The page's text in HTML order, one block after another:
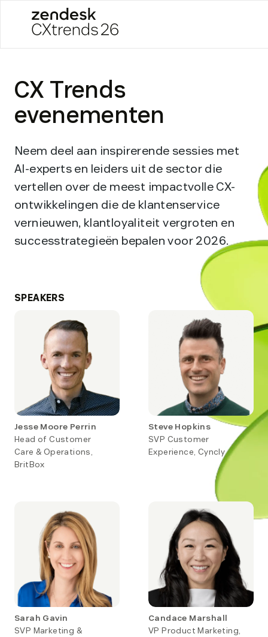
content
CX Trends
evenementen
Neem deel aan inspirerende sessies met
AI-experts en leiders uit de sector die
vertellen over de meest impactvolle CX-
ontwikkelingen die de klantenservice
vernieuwen, klantloyaliteit vergroten en
successtrategieën bepalen voor 2026.
SPEAKERS
Jesse Moore Perrin
Head of Customer
Care & Operations,
BritBox
Steve Hopkins
SVP Customer
Experience, Cyncly
Sarah Gavin
SVP Marketing &
Candace Marshall
VP Product Marketing,